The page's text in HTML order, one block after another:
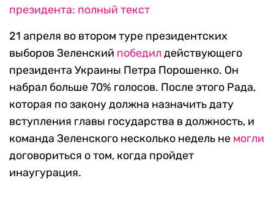
президента: полный текст
21 апреля во втором туре президентских
выборов Зеленский победил действующего
президента Украины Петра Порошенко. Он
набрал больше 70% голосов. После этого Рада,
которая по закону должна назначить дату
вступления главы государства в должность, и
команда Зеленского несколько недель не могли
договориться о том, когда пройдет
инаугурация.